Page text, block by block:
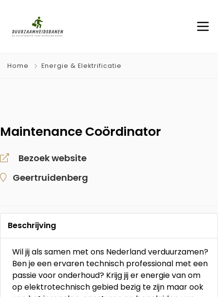
Home Energie & Elektrificatie
Maintenance Coördinator
Bezoek website
Geertruidenberg
Beschrijving
Wil jij als samen met ons Nederland verduurzamen?
Ben je een ervaren technisch professional met een
passie voor onderhoud? Krijg jij er energie van om
op elektrotechnisch gebied bezig te zijn maar ook